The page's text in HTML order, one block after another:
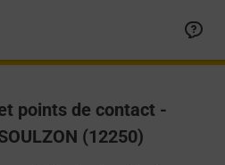
points de contact -
(12250)